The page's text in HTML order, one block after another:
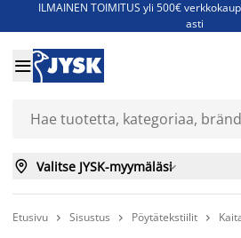
ILMAINEN TOIMITUS yli 500€
asti
Jenkkisänkyjä - Säästä

 Valitse JYSK-myymäläsi
Etusivu  Sisustus  Pöytätekstiilit 